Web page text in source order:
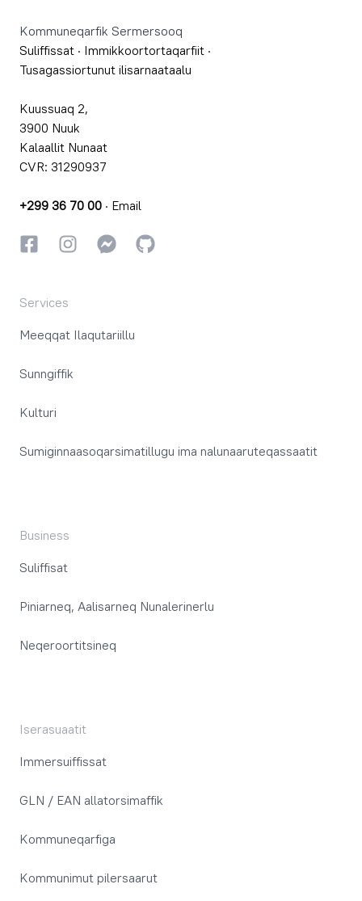
Kommuneqarfik Sermersooq
Suliffissat · Immikkoortortaqarfiit ·
Tusagassiortunut ilisarnaataalu
Kuussuaq 2,
3900 Nuuk
Kalaallit Nunaat
CVR: 31290937
+299 36 70 00 · Email
FacebookkiInstagrammiInstagrammi
GitHub
Services
Meeqqat Ilaqutariillu
Sunngiffik
Kulturi
Sumiginnaasoqarsimatillugu ima nalunaaruteqassaatit
Business
Suliffisat
Piniarneq, Aalisarneq Nunalerinerlu
Neqeroortitsineq
Iserasuaatit
Immersuiffissat
GLN / EAN allatorsimaffik
Kommuneqarfiga
Kommunimut pilersaarut